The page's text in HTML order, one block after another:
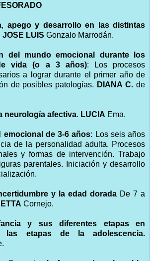
, apego y desarrollo en las distintas
JOSE LUIS Gonzalo Marrodán.
del mundo emocional durante los
vida (o a 3 años): Los procesos
a lograr durante el primer año de
de posibles patologías. DIANA C.de
neurología afectiva. LUCIA Ema.
emocional de 3-6 años: Los seis años
de la personalidad adulta. Procesos
y formas de intervención. Trabajo
parentales. Iniciación y desarrollo
y la edad dorada De 7 a
Cornejo.
y sus diferentes etapas en
las etapas de la adolescencia.